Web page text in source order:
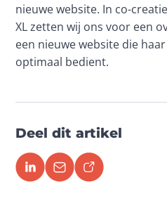
nieuwe website. In co-
XL zetten wij ons voor een
een nieuwe website die
optimaal bedient.
Deel dit artikel